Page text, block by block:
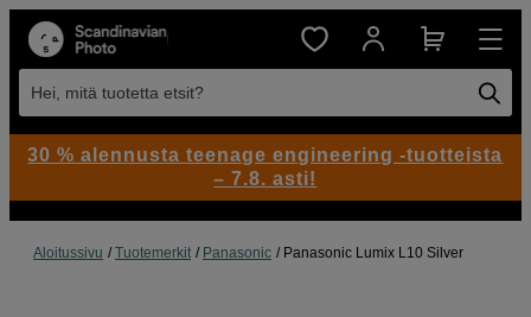
Hei, mitä tuotetta etsit?
Aloitussivu Tuotemerkit Panasonic Panasonic Lumix L10 Silver
30 % alennusta teenage engineering -tuotteista
– 7.8. asti!